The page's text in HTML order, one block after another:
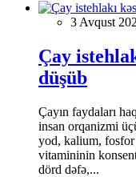
3 Avqust
Çay
düşüb
Çayın faydaları
insan orqanizmi
yod, kalium, fosfor
vitamininin
dörd dəfə,...